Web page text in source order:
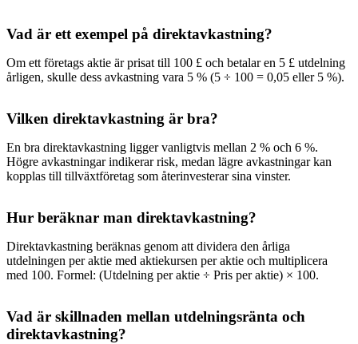
Vad är ett exempel på direktavkastning?
Om ett företags aktie är prisat till 100 £ och betalar en 5 £ utdelning
årligen, skulle dess avkastning vara 5 % (5 ÷ 100 = 0,05 eller 5 %).
Vilken direktavkastning är bra?
En bra direktavkastning ligger vanligtvis mellan 2 % och 6 %.
Högre avkastningar indikerar risk, medan lägre avkastningar kan
kopplas till tillväxtföretag som återinvesterar sina vinster.
Hur beräknar man direktavkastning?
Direktavkastning beräknas genom att dividera den årliga
utdelningen per aktie med aktiekursen per aktie och multiplicera
med 100. Formel: (Utdelning per aktie ÷ Pris per aktie) × 100.
Vad är skillnaden mellan utdelningsränta och
direktavkastning?